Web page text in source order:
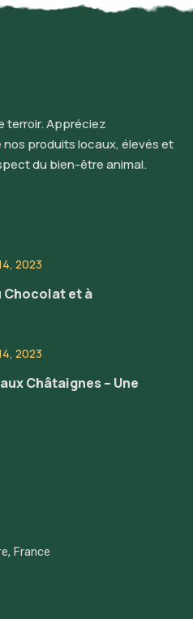
terroir. Appréciez
produits locaux, élevés et
du bien-être animal.
2023
Chocolat et à
2023
Châtaignes – Une
France